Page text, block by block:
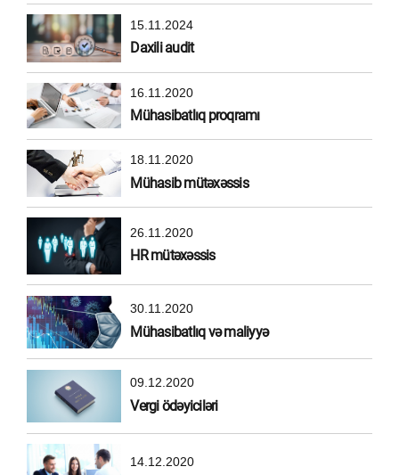
15.11.2024
Daxili audit
16.11.2020
Mühasibatlıq proqramı
18.11.2020
Mühasib mütəxəssis
26.11.2020
HR mütəxəssis
30.11.2020
Mühasibatlıq və maliyyə
09.12.2020
Vergi ödəyiciləri
14.12.2020